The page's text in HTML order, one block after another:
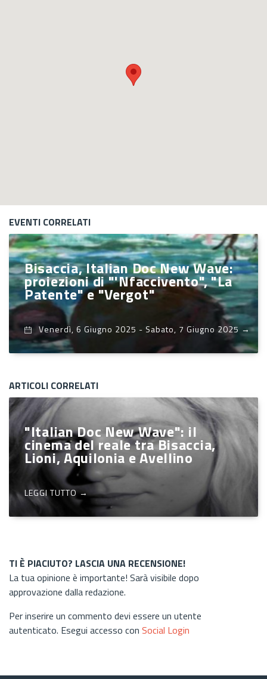
EVENTI CORRELATI
Bisaccia, Italian Doc New Wave:
proiezioni di "'Nfaccivento", "La
Patente" e "Vergot"
Venerdì, 6 Giugno 2025 - Sabato, 7 Giugno 2025→
ARTICOLI CORRELATI
"Italian Doc New Wave": il
cinema del reale tra Bisaccia,
Lioni, Aquilonia e Avellino
LEGGI TUTTO →
TI È PIACIUTO? LASCIA UNA RECENSIONE!
La tua opinione è importante! Sarà visibile dopo
approvazione dalla redazione.
Per inserire un commento devi essere un utente
autenticato. Esegui accesso con Social Login